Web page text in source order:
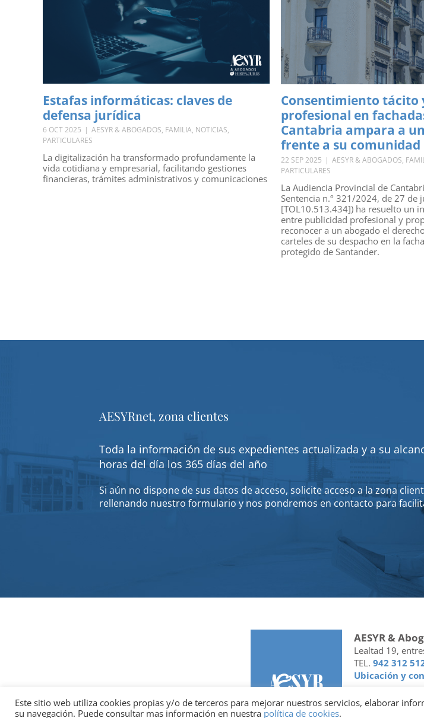
Estafas informáticas: claves de
defensa jurídica
6 OCT 2025 | AESYR & ABOGADOS, FAMILIA, NOTICIAS,
PARTICULARES
La digitalización ha transformado profundamente la
vida cotidiana y empresarial, facilitando gestiones
financieras, trámites administrativos y comunicaciones
Consentimiento tácito
profesional en
Cantabria ampara a
frente a su comunidad
22 SEP 2025 | AESYR & ABOGADOS,
PARTICULARES
La Audiencia Provincial de
Sentencia n.º 321/2024, de 27 de
[TOL10.513.434]) ha resuelto un
entre publicidad profesional y
reconocer a un abogado el
carteles de su despacho en la
protegido de Santander.
AESYRnet, zona clientes
Toda la información de sus expedientes actualizada y a su
horas del día los 365 días del año
Si aún no dispone de sus datos de acceso, solicite acceso a la zona
rellenando nuestro formulario y nos pondremos en contacto para
AESYR &
Lealtad 19,
TEL. 942 312
Ubicación y
Facebook
Este sitio web utiliza cookies propias y/o de terceros para mejorar nuestros servicios, elaborar
su navegación. Puede consultar mas información en nuestra política de cookies.